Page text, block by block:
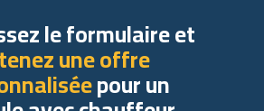
le formulaire et
une offre
pour un